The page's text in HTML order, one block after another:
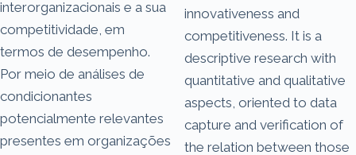
interorganizacionais e a sua
competitividade, em
termos de desempenho.
Por meio de análises de
condicionantes
potencialmente relevantes
presentes em organizações
innovativeness and
competitiveness. It is a
descriptive research with
quantitative and qualitative
aspects, oriented to data
capture and verification of
the relation between those